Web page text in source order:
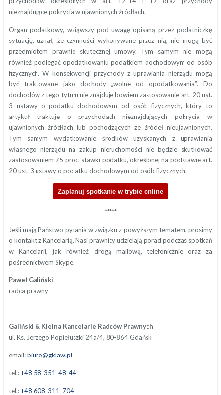
nieznajdujące pokrycia w ujawnionych źródłach.
Organ podatkowy, wziąwszy pod uwagę opisaną przez podatniczkę
sytuację, uznał, że czynności wykonywane przez nią, nie mogą być
przedmiotem prawnie skutecznej umowy. Tym samym nie mogą
również podlegać opodatkowaniu podatkiem dochodowym od osób
fizycznych. W konsekwencji przychody z uprawiania nierządu mogą
być traktowane jako dochody „wolne od opodatkowania”. Do
dochodów z tego tytułu nie znajduje bowiem zastosowanie art. 20 ust.
3 ustawy o podatku dochodowym od osób fizycznych, który to
artykuł traktuje o przychodach nieznajdujących pokrycia w
ujawnionych źródłach lub pochodzących ze źródeł nieujawnionych.
Tym samym wydatkowanie środków uzyskanych z uprawiania
własnego nierządu na zakup nieruchomości nie będzie skutkować
zastosowaniem 75 proc. stawki podatku, określonej na podstawie art.
20 ust. 3 ustawy o podatku dochodowym od osób fizycznych.
Zaplanuj spotkanie w trybie online
*****
Jeśli mają Państwo pytania w związku z powyższym tematem, prosimy
o kontakt z Kancelarią. Nasi prawnicy udzielają porad podczas spotkań
w Kancelarii, jak również drogą mailową, telefonicznie oraz za
pośrednictwem Skype.
Paweł Galiński
radca prawny
Galiński & Kleina Kancelarie Radców Prawnych
ul. Ks. Jerzego Popiełuszki 24a/4, 80-864 Gdańsk
email:biuro@gklaw.pl
tel.:+48 58-351-48-44
tel.:+48 608-311-704